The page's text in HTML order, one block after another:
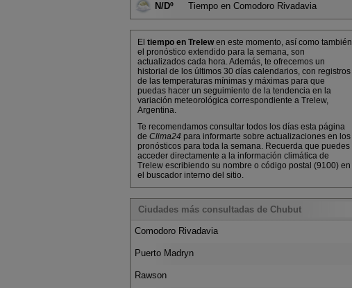
N/Dº Tiempo en Comodoro Rivadavia
El tiempo en Trelewen este momento, así como también
el pronóstico extendido para la semana, son
actualizados cada hora. Además, te ofrecemos un
historial de los últimos 30 días calendarios, con registros
de las temperaturas mínimas y máximas para que
puedas hacer un seguimiento de la tendencia en la
variación meteorológica correspondiente a Trelew,
Argentina.
Te recomendamos consultar todos los días esta página
de Clima24 para informarte sobre actualizaciones en los
pronósticos para toda la semana. Recuerda que puedes
acceder directamente a la información climática de
Trelew escribiendo su nombre o código postal (9100) en
el buscador interno del sitio.
Ciudades más consultadas de Chubut
Comodoro Rivadavia
Puerto Madryn
Rawson